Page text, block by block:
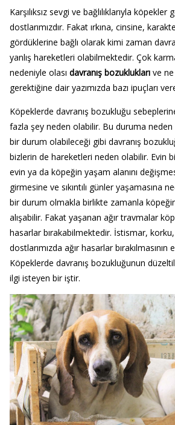
Karşılıksız sevgi ve bağlılıklarıyla
dostlarımızdır. Fakat ırkına, cinsine,
gördüklerine bağlı olarak kimi zaman
yanlış hareketleri olabilmektedir. Çok
nedeniyle olası davranış bozukluklarıve ne
gerektiğine dair yazımızda bazı ipuçları
Köpeklerde davranış bozukluğu
fazla şey neden olabilir. Bu duruma
bir durum olabileceği gibi davranış
bizlerin de hareketleri neden olabilir. Evin
evin ya da köpeğin yaşam alanını
girmesine ve sıkıntılı günler yaşamasına
bir durum olmakla birlikte zamanla
alışabilir. Fakat yaşanan ağır travmalar
hasarlar bırakabilmektedir. İstismar, korku,
dostlarımızda ağır hasarlar
Köpeklerde davranış bozukluğunun
ilgi isteyen bir iştir.